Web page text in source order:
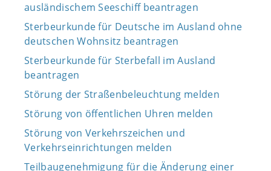
ausländischem Seeschiff beantragen
Sterbeurkunde für Deutsche im Ausland ohne
deutschen Wohnsitz beantragen
Sterbeurkunde für Sterbefall im Ausland
beantragen
Störung der Straßenbeleuchtung melden
Störung von öffentlichen Uhren melden
Störung von Verkehrszeichen und
Verkehrseinrichtungen melden
Teilbaugenehmigung für die Änderung einer